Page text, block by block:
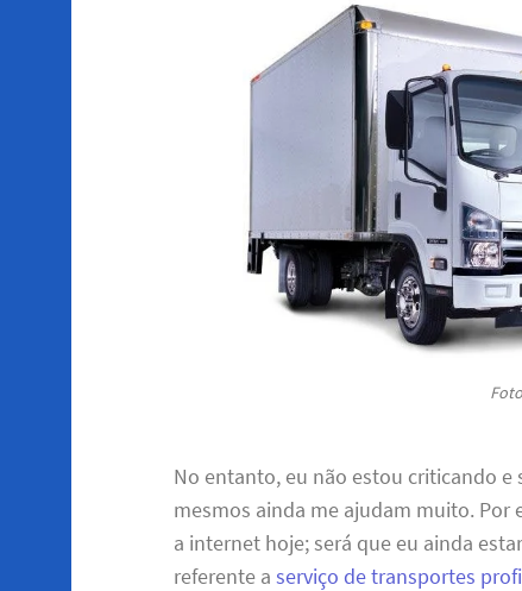
No entanto, eu não estou criticando
mesmos ainda me ajudam muito. Por
a internet hoje; será que eu ainda
referente aserviço de transportes